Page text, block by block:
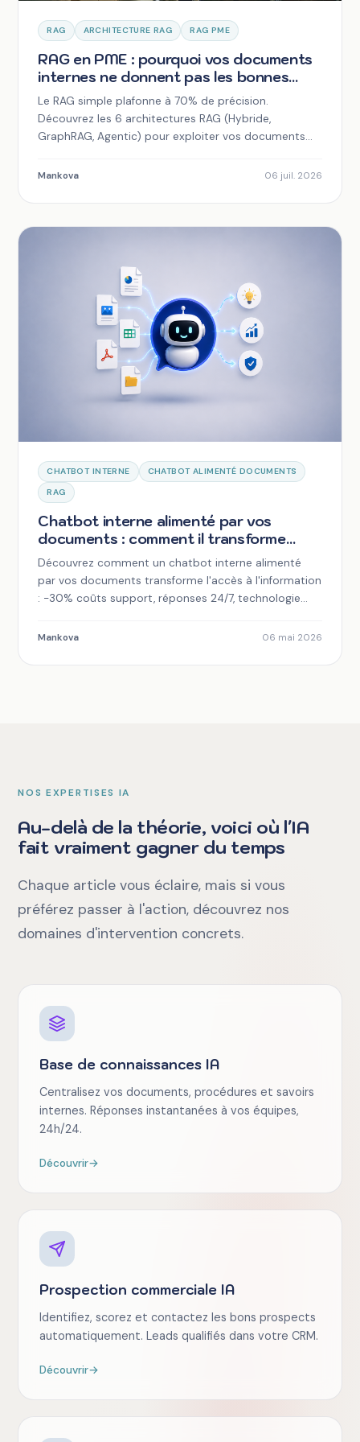
RAG ARCHITECTURE RAG RAG PME
RAG en PME : pourquoi vos documents
internes ne donnent pas les bonnes
réponses (et les 6 architectures à
connaître avant de lancer)
Le RAG simple plafonne à 70% de précision.
Découvrez les 6 architectures RAG (Hybride,
GraphRAG, Agentic) pour exploiter vos documents
Mankova 06 juil. 2026
CHATBOT INTERNE
CHATBOT ALIMENTÉ DOCUMENTS
RAG
Chatbot interne alimenté par vos
documents : comment il transforme
l'accès à l'information en entreprise
Découvrez comment un chatbot interne alimenté
par vos documents transforme l'accès à l'information
: -30% coûts support, réponses 24/7, technologie
Mankova 06 mai 2026
NOS EXPERTISES IA
Au-delà de la théorie, voici où l'IA
fait vraiment gagner du temps
Chaque article vous éclaire, mais si vous
préférez passer à l'action, découvrez nos
domaines d'intervention concrets.
Base de connaissances IA
Centralisez vos documents, procédures et savoirs
internes. Réponses instantanées à vos équipes,
24h/24.
Découvrir→
Prospection commerciale IA
Identifiez, scorez et contactez les bons prospects
automatiquement. Leads qualifiés dans votre CRM.
Découvrir→